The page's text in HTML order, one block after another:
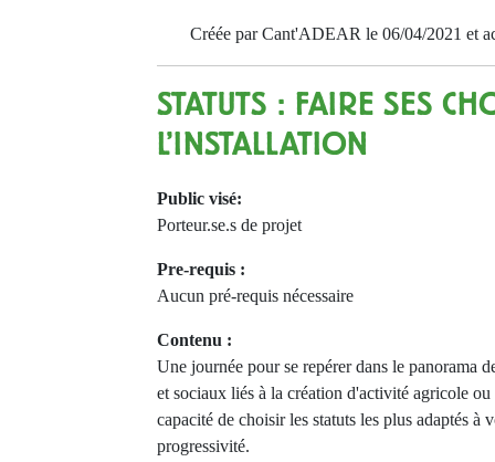
Créée par Cant'ADEAR le 06/04/2021 et
STATUTS : FAIRE SES
L'INSTALLATION
Public visé:
Porteur.se.s de projet
Pre-requis :
Aucun pré-requis nécessaire
Contenu :
Une journée pour se repérer dans le panorama
et sociaux liés à la création d'activité agricole
capacité de choisir les statuts les plus adaptés à
progressivité.